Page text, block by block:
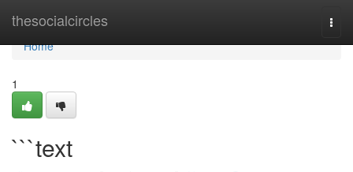
thesocialcircles
Home
Home
1
```text